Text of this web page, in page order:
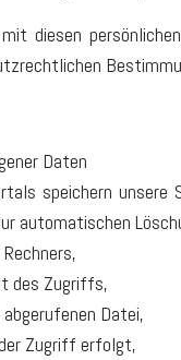
diesen
Daten
speichern
automatischen
des Zugriffs,
abgerufenen Datei,
Zugriff erfolgt,